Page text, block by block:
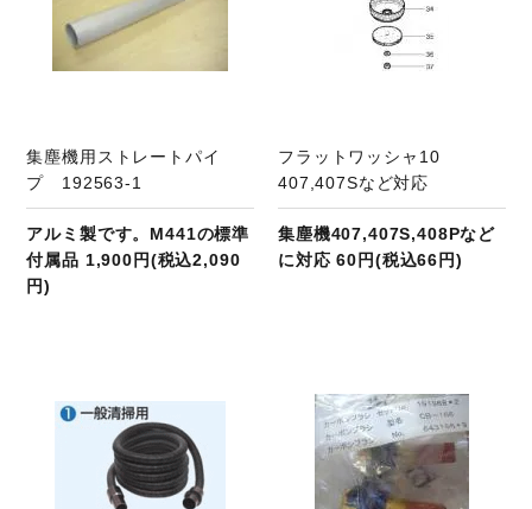
集塵機用ストレートパイ
プ 192563-1
アルミ製です。M441の標準
付属品 1,900円(税込2,090
円)
フラットワッシャ10
407,407Sなど対応
集塵機407,407S,408Pなど
に対応 60円(税込66円)